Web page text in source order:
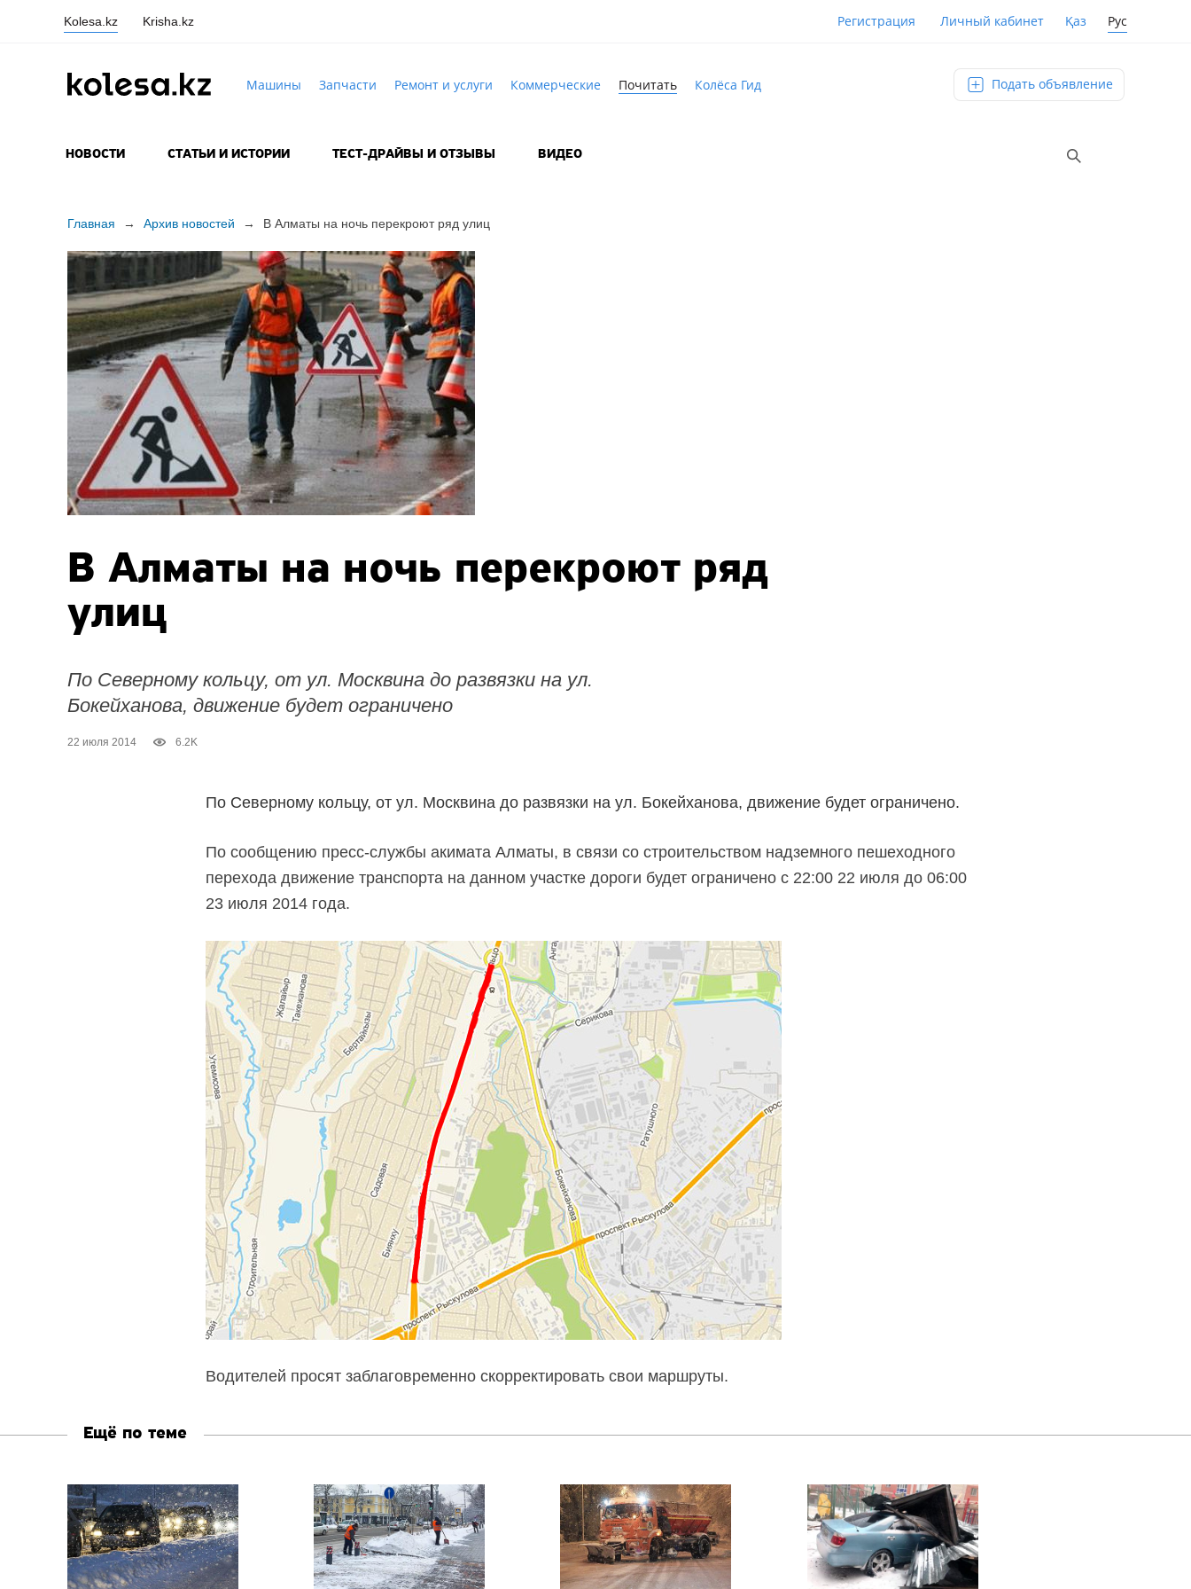
Kolesa.kz Krisha.kz Регистрация Личный кабинет Қаз Рус
Машины Запчасти Ремонт и услуги Коммерческие Почитать Колёса Гид Подать объявление
НОВОСТИ СТАТЬИ И ИСТОРИИ ТЕСТ-ДРАЙВЫ И ОТЗЫВЫ ВИДЕО
Главная → Архив новостей → В Алматы на ночь перекроют ряд улиц
В Алматы на ночь перекроют ряд
улиц
По Северному кольцу, от ул. Москвина до развязки на ул.
Бокейханова, движение будет ограничено
22 июля 2014 6.2K
По Северному кольцу, от ул. Москвина до развязки на ул. Бокейханова, движение будет ограничено.
По сообщению пресс-службы акимата Алматы, в связи со строительством надземного пешеходного
перехода движение транспорта на данном участке дороги будет ограничено с 22:00 22 июля до 06:00
23 июля 2014 года.
Водителей просят заблаговременно скорректировать свои маршруты.
Ещё по теме